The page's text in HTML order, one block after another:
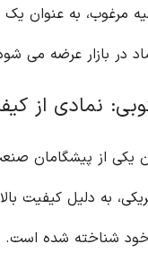
مرغوب، به عنوان
در بازار عرضه می
نمادی از
یکی از پیشگامان
به دلیل کیفیت
شناخته شده است.